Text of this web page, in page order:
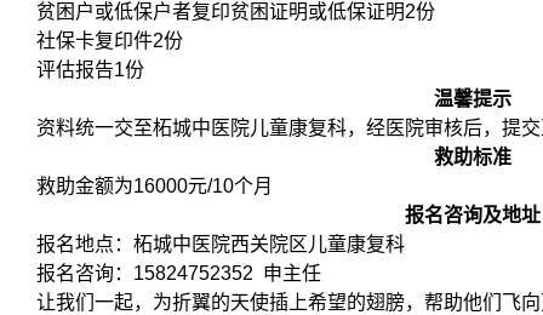
贫困户或低保户者复印贫困证明或低保证明2份
社保卡复印件2份
评估报告1份
温馨提示
资料统一交至柘城中医院儿童康复科，经医院审核后，提
救助标准
救助金额为16000元/10个月
报名咨询及地址
报名地点：柘城中医院西关院区儿童康复科
报名咨询：15824752352 申主任
让我们一起，为折翼的天使插上希望的翅膀，帮助他们飞